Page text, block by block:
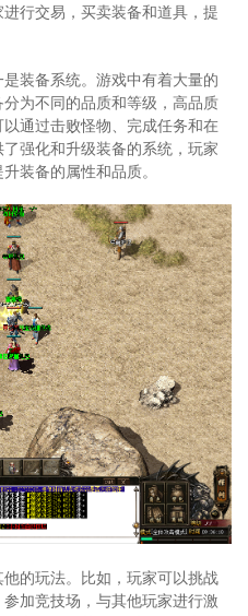
行交易，买卖装备和道具，提
装备系统。游戏中有着大量的
为不同的品质和等级，高品质
通过击败怪物、完成任务和在
强化和升级装备的系统，玩家
装备的属性和品质。
的玩法。比如，玩家可以挑战
加竞技场，与其他玩家进行激